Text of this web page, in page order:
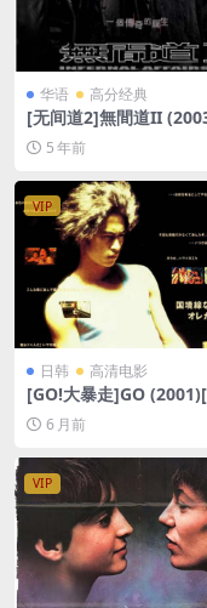
华语 高分经典
[无间道2]無間道II
度网盘+迅雷云盘资源
超清][MP4/7.1GB][粤
5 年前
VIP
日韩 高清电影
[GO!大暴走]GO
网盘+夸克网盘1080P
删减资源][网盘在线播
载][MP4/8GB][中文字
6 月前
VIP